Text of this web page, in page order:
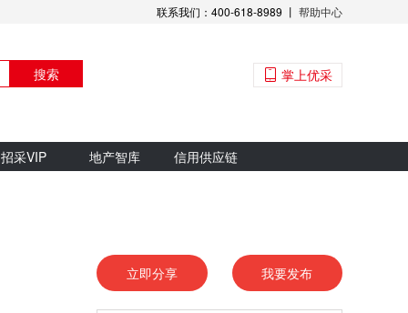
联系我们：400-618-8989 丨 帮助中心
搜索 掌上优采
招采VIP 地产智库 信用供应链
立即分享 我要发布